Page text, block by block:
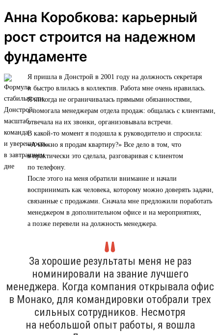
Анна Коробкова: карьерный
рост строится на надежном
фундаменте
Я пришла в Донстрой в 2001 году на должность секретаря
и быстро влилась в коллектив. Работа мне очень нравилась.
Я никогда не ограничивалась прямыми обязанностями,
а помогала менеджерам отдела продаж: общалась с клиентами,
отвечала на их звонки, организовывала встречи.
В какой-то момент я подошла к руководителю и спросила:
«А можно я продам квартиру?» Все дело в том, что
я практически это сделала, разговаривая с клиентом
по телефону.
После этого на меня обратили внимание и начали
воспринимать как человека, которому можно доверять задачи,
связанные с продажами. Сначала мне предложили поработать
менеджером в дополнительном офисе и на мероприятиях,
а позже перевели на должность менеджера.
За хорошие результаты меня не раз
номинировали на звание лучшего
менеджера. Когда компания открывала офис
в Монако, для командировки отобрали трех
сильных сотрудников. Несмотря
на небольшой опыт работы, я вошла